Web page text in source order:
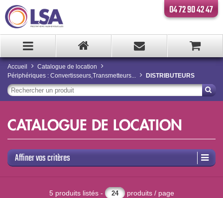
04 72 90 42 47
Accueil
Catalogue de location
Périphériques : Convertisseurs,Transmetteurs...
DISTRIBUTEURS
CATALOGUE DE LOCATION
Affiner vos critères
5 produits listés - produits / page